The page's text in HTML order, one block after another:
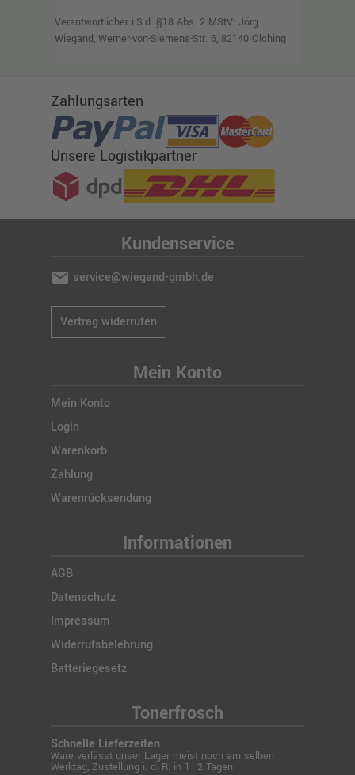
Verantwortlicher i.S.d. §18 Abs. 2 MStV: Jörg
Wiegand, Werner-von-Siemens-Str. 6, 82140 Olching
Zahlungsarten
Unsere Logistikpartner
Kundenservice
mail service@wiegand-gmbh.de
Vertrag widerrufen
Mein Konto
Mein Konto
Login
Warenkorb
Zahlung
Warenrücksendung
Informationen
AGB
Datenschutz
Impressum
Widerrufsbelehrung
Batteriegesetz
Tonerfrosch
Schnelle Lieferzeiten
Ware verlässt unser Lager meist noch am selben
Werktag, Zustellung i. d. R. in 1–2 Tagen